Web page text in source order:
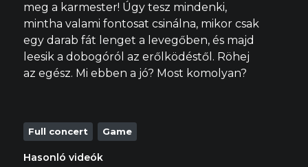
meg a karmester! Úgy tesz mindenki,
mintha valami fontosat csinálna, mikor csak
egy darab fát lenget a levegőben, és majd
leesik a dobogóról az erőlködéstől. Röhej
az egész. Mi ebben a jó? Most komolyan?
Full concert Game
Hasonló videók